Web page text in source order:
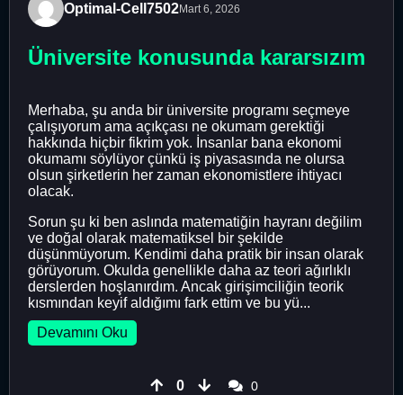
Optimal-Cell7502Mart 6, 2026
Üniversite konusunda kararsızım
Merhaba, şu anda bir üniversite programı seçmeye
çalışıyorum ama açıkçası ne okumam gerektiği
hakkında hiçbir fikrim yok. İnsanlar bana ekonomi
okumamı söylüyor çünkü iş piyasasında ne olursa
olsun şirketlerin her zaman ekonomistlere ihtiyacı
olacak.
Sorun şu ki ben aslında matematiğin hayranı değilim
ve doğal olarak matematiksel bir şekilde
düşünmüyorum. Kendimi daha pratik bir insan olarak
görüyorum. Okulda genellikle daha az teori ağırlıklı
derslerden hoşlanırdım. Ancak girişimciliğin teorik
kısmından keyif aldığımı fark ettim ve bu yü...
Devamını Oku
0
0